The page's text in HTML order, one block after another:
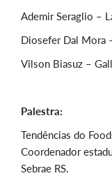
Ademir Seraglio –
Diosefer Dal Mora
Vilson Biasuz –
Palestra:
Tendências do
Coordenador
Sebrae RS.